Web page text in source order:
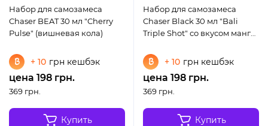
Набор для самозамеса
Chaser BEAT 30 мл "Cherry
Pulse" (вишневая кола)
+ 10 грн кешбэк
цена 198 грн.
369 грн.
Купить
Набор для самозамеса
Chaser Black 30 мл "Bali
Triple Shot" со вкусом манго,
холода+ 10 грн кешбэк
цена 198 грн.
369 грн.
Купить